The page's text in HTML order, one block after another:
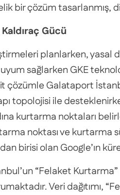
bir çözüm tasarlanmış,
Gücü
planlarken,
sağlarken GKE
çözümle Galataport
topolojisi ile
kurtarma noktaları
noktası ve kurtarma
birisi olan Google’ın
“Felaket Kurtarma”
Veri dağıtımı,